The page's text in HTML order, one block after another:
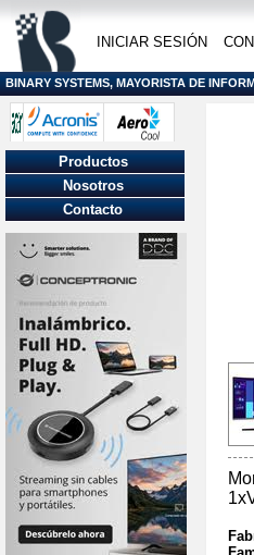
INICIAR SESIÓN
BINARY SYSTEMS, MAYORISTA DE
Productos
Nosotros
Contacto